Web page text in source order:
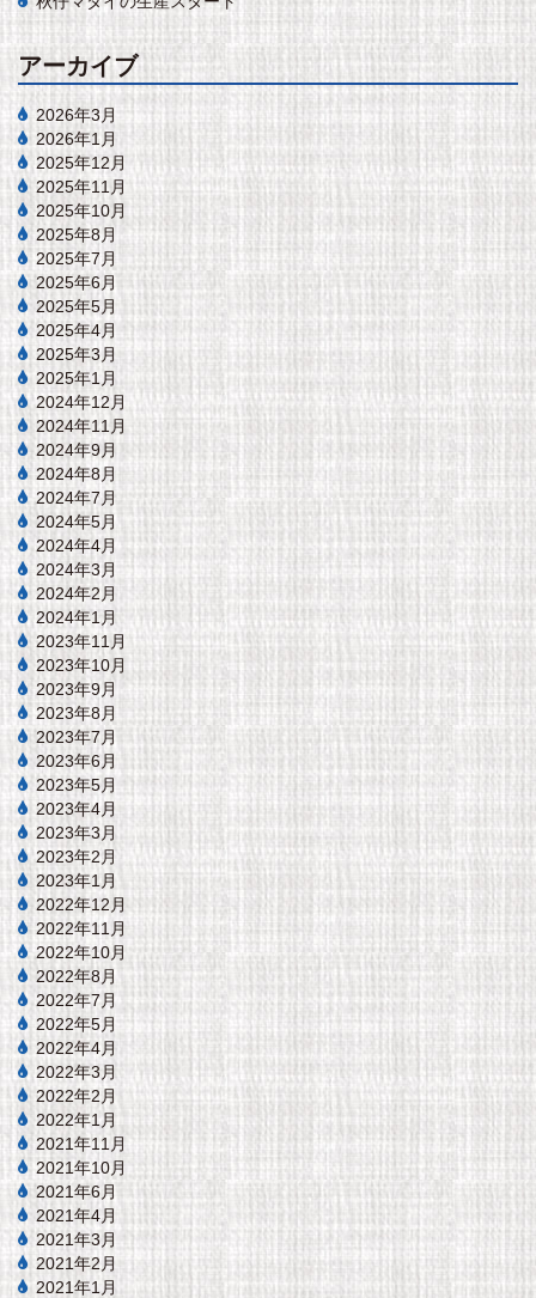
アーカイブ
2026年3月
2026年1月
2025年12月
2025年11月
2025年10月
2025年8月
2025年7月
2025年6月
2025年5月
2025年4月
2025年3月
2025年1月
2024年12月
2024年11月
2024年9月
2024年8月
2024年7月
2024年5月
2024年4月
2024年3月
2024年2月
2024年1月
2023年11月
2023年10月
2023年9月
2023年8月
2023年7月
2023年6月
2023年5月
2023年4月
2023年3月
2023年2月
2023年1月
2022年12月
2022年11月
2022年10月
2022年8月
2022年7月
2022年5月
2022年4月
2022年3月
2022年2月
2022年1月
2021年11月
2021年10月
2021年6月
2021年4月
2021年3月
2021年2月
2021年1月